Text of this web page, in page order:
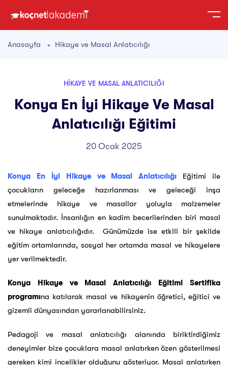
Anasayfa Hikaye ve Masal Anlatıcılığı
HIKAYE VE MASAL ANLATICILIĞI
Konya En İyi Hikaye Ve Masal
Anlatıcılığı Eğitimi
20 Ocak 2025
Konya En İyi Hikaye ve Masal Anlatıcılığı Eğitimi ile
çocukların geleceğe hazırlanması ve geleceği inşa
etmelerinde hikaye ve masallar yoluyla malzemeler
sunulmaktadır. İnsanlığın en kadim becerilerinden biri masal
ve hikaye anlatıcılığıdır. Günümüzde ise etkili bir şekilde
eğitim ortamlarında, sosyal her ortamda masal ve hikayelere
yer verilmektedir.
Konya Hikaye ve Masal Anlatıcılığı Eğitimi Sertifika
programına katılarak masal ve hikayenin öğretici, eğitici ve
gizemli dünyasından yararlanabilirsiniz.
Pedagoji ve masal anlatıcılığı alanında biriktirdiğimiz
deneyimler bize çocuklara masal anlatırken özen gösterilmesi
gereken kimi incelikler olduğunu gösteriyor. Masal anlatırken